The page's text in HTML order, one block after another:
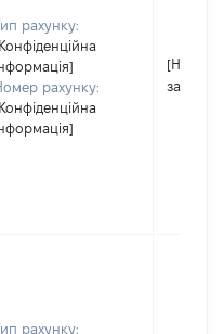
рахунку:
рахунку:
[Не
рахунку: